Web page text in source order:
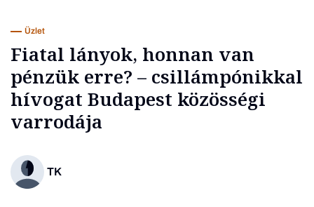
Üzlet
Fiatal lányok, honnan van
pénzük erre? – csillámpónikkal
hívogat Budapest közösségi
varrodája
TK